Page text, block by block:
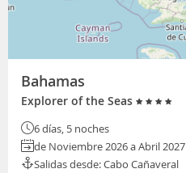
Bahamas
Explorer of the Seas
6 días, 5 noches
de Noviembre 2026 a Abril 2027
Salidas desde: Cabo Cañaveral